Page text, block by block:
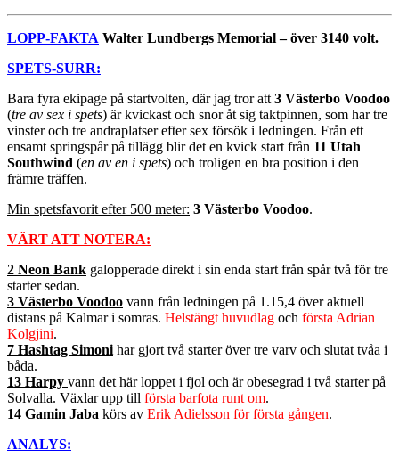
LOPP-FAKTA Walter Lundbergs Memorial – över 3140 volt.
SPETS-SURR:
Bara fyra ekipage på startvolten, där jag tror att 3 Västerbo Voodoo
(tre av sex i spets) är kvickast och snor åt sig taktpinnen, som har tre
vinster och tre andraplatser efter sex försök i ledningen. Från ett
ensamt springspår på tillägg blir det en kvick start från 11 Utah
Southwind (en av en i spets) och troligen en bra position i den
främre träffen.
Min spetsfavorit efter 500 meter: 3 Västerbo Voodoo.
VÄRT ATT NOTERA:
2 Neon Bank galopperade direkt i sin enda start från spår två för tre
starter sedan.
3 Västerbo Voodoo vann från ledningen på 1.15,4 över aktuell
distans på Kalmar i somras. Helstängt huvudlag och första Adrian
Kolgjini.
7 Hashtag Simoni har gjort två starter över tre varv och slutat tvåa i
båda.
13 Harpy vann det här loppet i fjol och är obesegrad i två starter på
Solvalla. Växlar upp till första barfota runt om.
14 Gamin Jaba körs av Erik Adielsson för första gången.
ANALYS: